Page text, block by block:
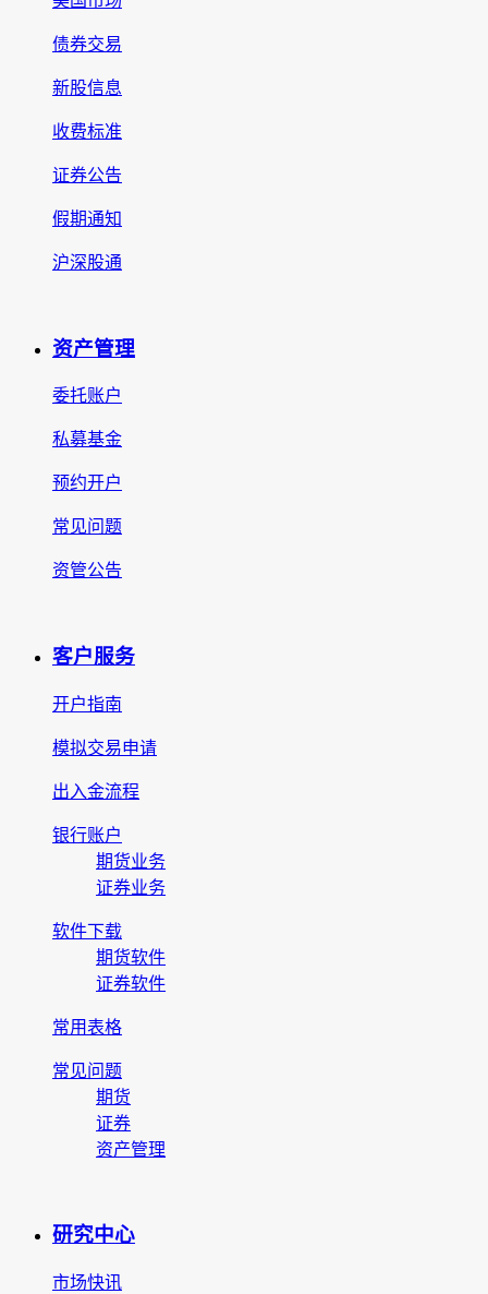
债券交易
新股信息
收费标准
证券公告
假期通知
沪深股通
资产管理
委托账户
私募基金
预约开户
常见问题
资管公告
客户服务
开户指南
模拟交易申请
出入金流程
银行账户
期货业务
证券业务
软件下载
期货软件
证券软件
常用表格
常见问题
期货
证券
资产管理
研究中心
市场快讯